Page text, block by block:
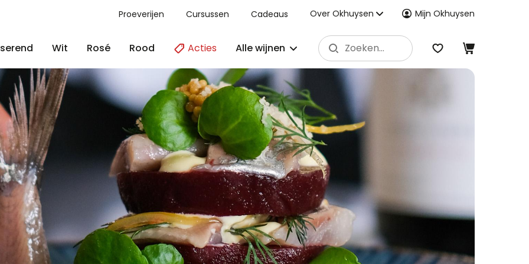
Proeverijen Cursussen Cadeaus Over Okhuysen Mijn Okhuysen
Wit Rosé Rood Acties Alle wijnen